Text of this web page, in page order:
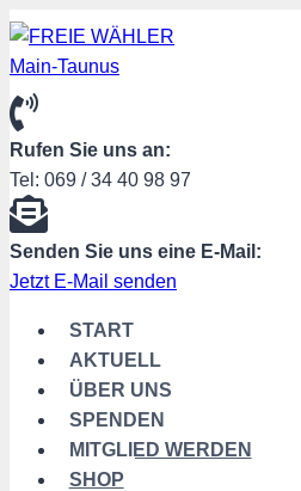
Zum
Rufen Sie uns an:
Tel: 069 / 34 40 98 97
Senden Sie uns eine E-Mail:
Jetzt E-Mail senden
START
AKTUELL
ÜBER UNS
SPENDEN
MITGLIED WERDEN
SHOP